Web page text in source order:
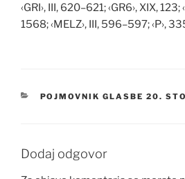
‹GRI›, III, 620–621; ‹GR6›, XIX, 123;
1568; ‹MELZ›, III, 596–597; ‹P›,
KATEGORIJE
POJMOVNIK GLASBE 20.
Dodaj odgovor